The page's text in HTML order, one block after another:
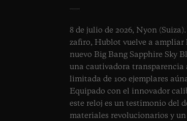
8 de julio de 2026, Nyon
zafiro, Hublot vuelve a
nuevo Big Bang Sapphire Sky
una cautivadora transparencia
limitada de 100 ejemplares
Equipado con el innovador
este reloj es un testimonio del
materiales revolucionarios y